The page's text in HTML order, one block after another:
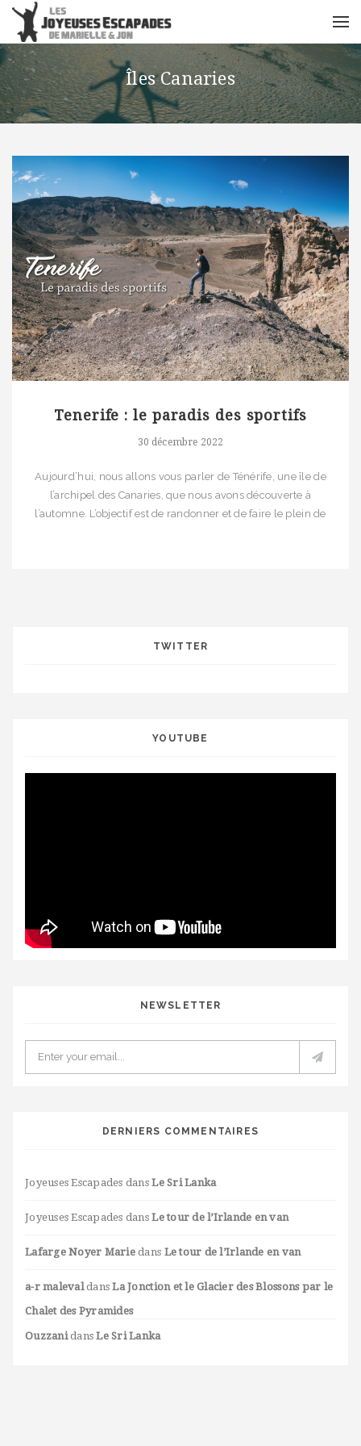
Îles Canaries
Tenerife : le paradis des sportifs
30 décembre 2022
Aujourd’hui, nous allons vous parler de Ténérife, une île de
l’archipel des Canaries, que nous avons découverte à
l’automne. L’objectif est de randonner et de faire le plein de
TWITTER
YOUTUBE
NEWSLETTER
DERNIERS COMMENTAIRES
Joyeuses Escapades dansLe Sri Lanka
Joyeuses Escapades dansLe tour de l’Irlande en van
Lafarge Noyer Mariedans Le tour de l’Irlande en van
a-r malevaldansLa Jonction et le Glacier des Blossons par le
Chalet des Pyramides
OuzzanidansLe Sri Lanka